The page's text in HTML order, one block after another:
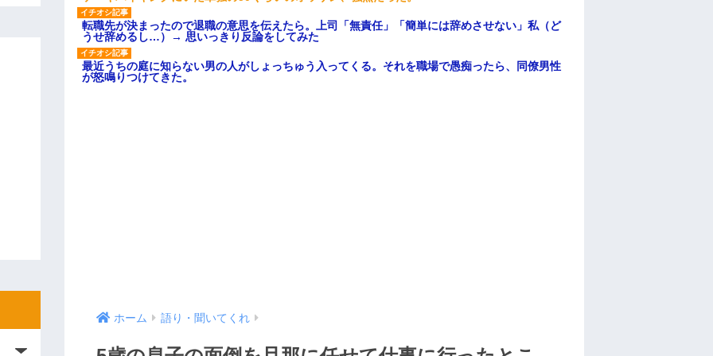
転職先が決まったので退職の意思を伝えたら。上司「無責任」「簡単には辞めさせない」私（ど
うせ辞めるし…）→ 思いっきり反論をしてみた
最近うちの庭に知らない男の人がしょっちゅう入ってくる。それを職場で愚痴ったら、同僚男性
が怒鳴りつけてきた。
ホーム 語り・聞いてくれ